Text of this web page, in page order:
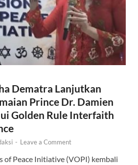
Dematra Lanjutkan
Prince Dr. Damien
Golden Rule Interfaith
- Leave a Comment
of Peace Initiative (VOPI) kembali